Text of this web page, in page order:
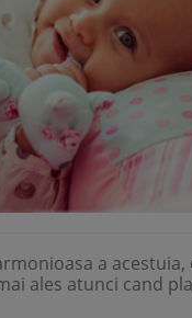
a
ales atunci cand